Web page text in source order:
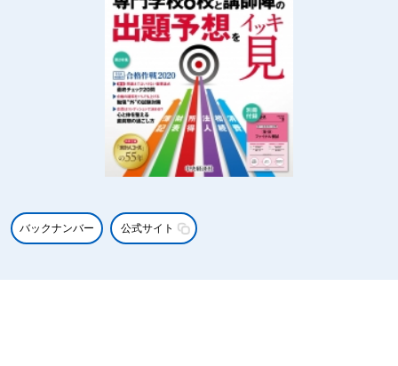
バックナンバー 公式サイト